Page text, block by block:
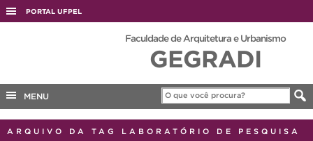
PORTAL UFPEL
EDITAIS
Faculdade de Arquitetura e Urbanismo
GEGRADI
MENU
ARQUIVO DA TAG LABORATÓRIO DE PESQUISA